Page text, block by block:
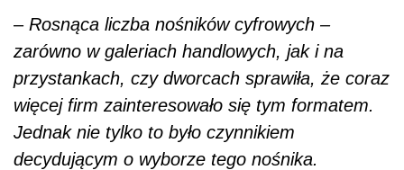
– Rosnąca liczba nośników cyfrowych –
zarówno w galeriach handlowych, jak i na
przystankach, czy dworcach sprawiła, że coraz
więcej firm zainteresowało się tym formatem.
Jednak nie tylko to było czynnikiem
decydującym o wyborze tego nośnika.